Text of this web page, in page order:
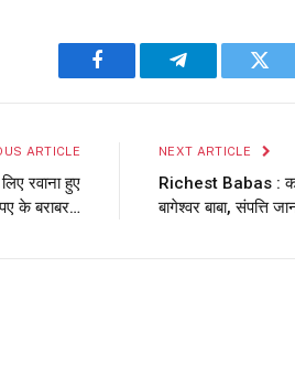
Facebook Telegram
ARTICLE
रवाना हुए
के बराबर…
NEXT ARTICLE
Richest Babas :
बागेश्वर बाबा, संपत्ति